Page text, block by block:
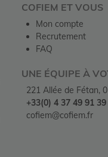
COFIEM ET VOUS
Mon compte
Recrutement
FAQ
UNE ÉQUIPE À
221 Allée de Fétan,
+33(0) 4 37 49 91 39
cofiem@cofiem.fr